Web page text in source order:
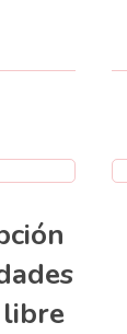
libre